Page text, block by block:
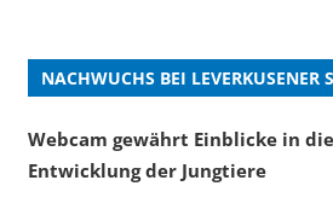
NACHWUCHS BEI LEVERKUSENER
Webcam gewährt Einblicke in
Entwicklung der Jungtiere